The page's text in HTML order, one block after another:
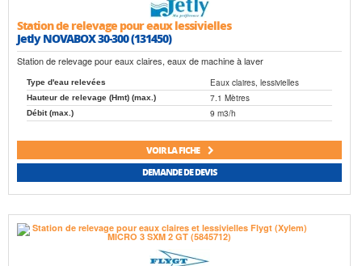
Station de relevage pour eaux lessivielles
Jetly NOVABOX 30-300 (131450)
Station de relevage pour eaux claires, eaux de machine à laver
Type d'eau relevées Eaux claires, lessivielles
Hauteur de relevage (Hmt) (max.) 7.1 Mètres
Débit (max.) 9 m3/h
VOIR LA FICHE
DEMANDE DE DEVIS